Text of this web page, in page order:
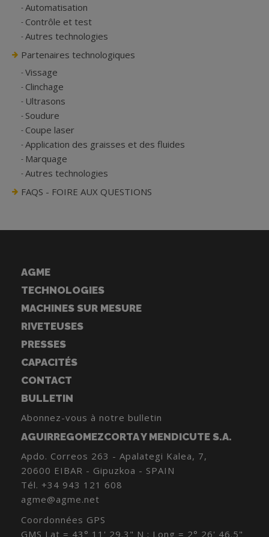
Automatisation
Contrôle et test
Autres technologies
Partenaires technologiques
Vissage
Clinchage
Ultrasons
Soudure
Coupe laser
Application des graisses et des fluides
Marquage
Autres technologies
FAQS - FOIRE AUX QUESTIONS
AGME
TECHNOLOGIES
MACHINES SUR MESURE
RIVETEUSES
PRESSES
CAPACITÉS
CONTACT
BULLETIN
Abonnez-vous à notre bulletin
AGUIRREGOMEZCORTA Y MENDICUTE S.A.
Apdo. Correos 263 - Apalategi Kalea, 7,
20600 EIBAR - Gipuzkoa - SPAIN
Tél. +34 943 121 608
agme@agme.net
Coordonnées GPS
GMS Lat = 43° 11' 29.3" N ; Long = 2° 26' 46.5"